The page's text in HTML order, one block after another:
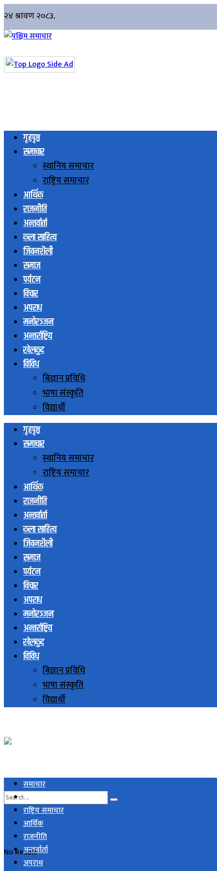
गृहपृष्ठ
समाचार
स्थानिय समाचार
राष्ट्रिय समाचार
आर्थिक
राजनीति
अन्तर्वार्ता
कला साहित्य
जिवनशैली
समाज
पर्यटन
विचार
अपराध
मनोरञ्जन
अन्तर्राष्ट्रिय
खेलकुद
विविध
बिज्ञान प्रविधि
भाषा संस्कृति
विद्यार्थी
गृहपृष्ठ
समाचार
स्थानिय समाचार
राष्ट्रिय समाचार
आर्थिक
राजनीति
अन्तर्वार्ता
कला साहित्य
जिवनशैली
समाज
पर्यटन
विचार
अपराध
मनोरञ्जन
अन्तर्राष्ट्रिय
खेलकुद
विविध
बिज्ञान प्रविधि
भाषा संस्कृति
विद्यार्थी
No Result
समाचार
स्थानिय समाचार
राष्ट्रिय समाचार
आर्थिक
राजनीति
अन्तर्वार्ता
अपराध